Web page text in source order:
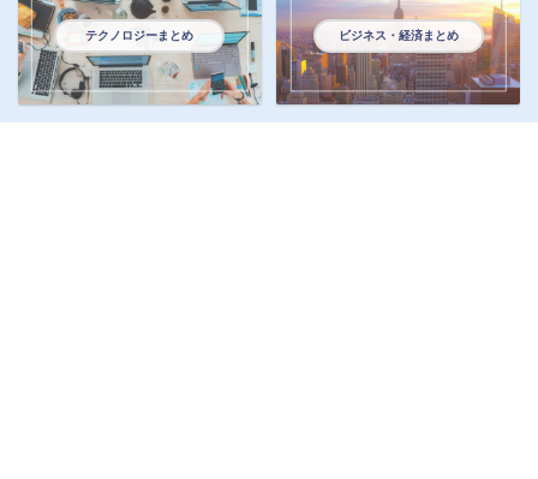
テクノロジーまとめ ビジネス・経済まとめ